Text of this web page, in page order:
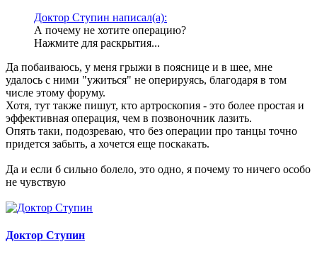
Доктор Ступин написал(а):
А почему не хотите операцию?
Нажмите для раскрытия...
Да побаиваюсь, у меня грыжи в пояснице и в шее, мне
удалось с ними "ужиться" не оперируясь, благодаря в том
числе этому форуму.
Хотя, тут также пишут, кто артроскопия - это более простая и
эффективная операция, чем в позвоночник лазить.
Опять таки, подозреваю, что без операции про танцы точно
придется забыть, а хочется еще поскакать.
Да и если б сильно болело, это одно, я почему то ничего особо
не чувствую
Доктор Ступин